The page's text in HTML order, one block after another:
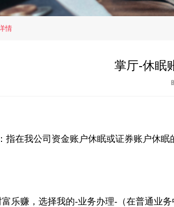
情
掌厅-休眠
指在我公司资金账户休眠或证券账户休眠
乐赚， 选择我的-业务办理-（在普通业